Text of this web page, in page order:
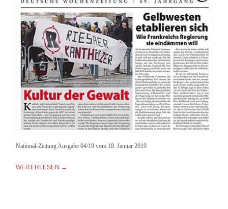
National-Zeitung Ausgabe 04/19 vom 18. Januar 2019
WEITERLESEN →